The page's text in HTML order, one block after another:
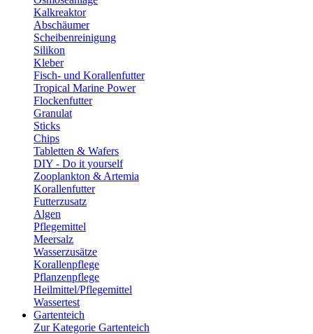
Kalkreaktor
Abschäumer
Scheibenreinigung
Silikon
Kleber
Fisch- und Korallenfutter
Tropical Marine Power
Flockenfutter
Granulat
Sticks
Chips
Tabletten & Wafers
DIY - Do it yourself
Zooplankton & Artemia
Korallenfutter
Futterzusatz
Algen
Pflegemittel
Meersalz
Wasserzusätze
Korallenpflege
Pflanzenpflege
Heilmittel/Pflegemittel
Wassertest
Gartenteich
Zur Kategorie Gartenteich